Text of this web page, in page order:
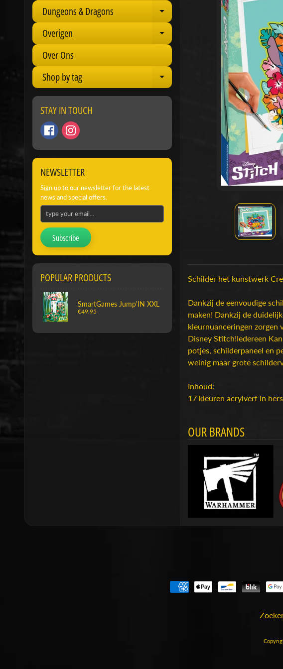
Dungeons & Dragons Expand child menu
Overigen Expand child menu
Over Ons
Shop by tag
Expand child menu
STAY IN TOUCH
NEWSLETTER
Sign up to our newsletter for the latest
news and special offers.
Subscribe
POPULAR PRODUCTS
SmartGames Jump'IN XXL
€49,95
Schilder het kunstwerk
Dankzij de eenvoudige
maken! Dankzij de
kleurnuanceringen zorgen
Disney Stitch!Iedereen
potjes, schilderpaneel en
weinig maar grote
Inhoud:
17 kleuren acrylverf in
OUR BRANDS